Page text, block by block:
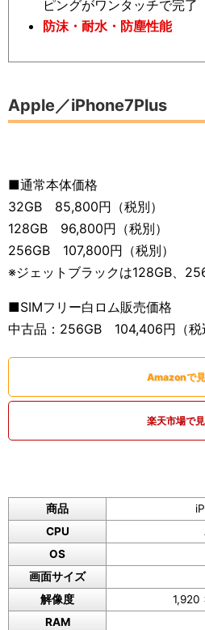
ピングがワンタッチで完了
防沫・耐水・防塵性能
Apple／iPhone7Plus
■通常本体価格
32GB 85,800円（税別）
128GB 96,800円（税別）
256GB 107,800円（税別）
※ジェットブラックは128GB、
■SIMフリー白ロム販売価格
中古品：256GB 104,406円（税
Amazonで
楽天市場で
商品
CPU
OS
画面サイズ
解像度
1,920
RAM